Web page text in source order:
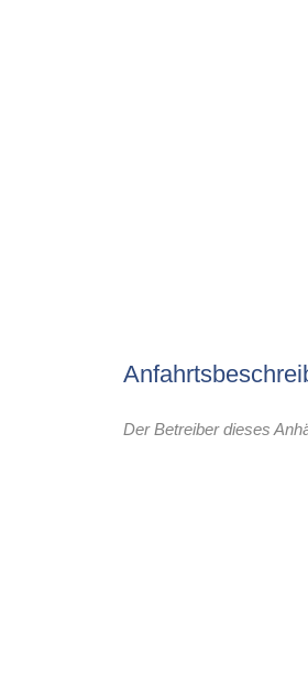
Der Betreiber dieses